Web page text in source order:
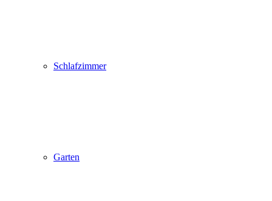
Schlafzimmer
Garten